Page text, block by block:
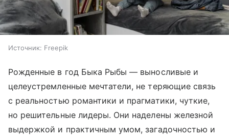
Источник: Freepik
Рожденные в год Быка Рыбы — выносливые и
целеустремленные мечтатели, не теряющие связь
с реальностью романтики и прагматики, чуткие,
но решительные лидеры. Они наделены железной
выдержкой и практичным умом, загадочностью и